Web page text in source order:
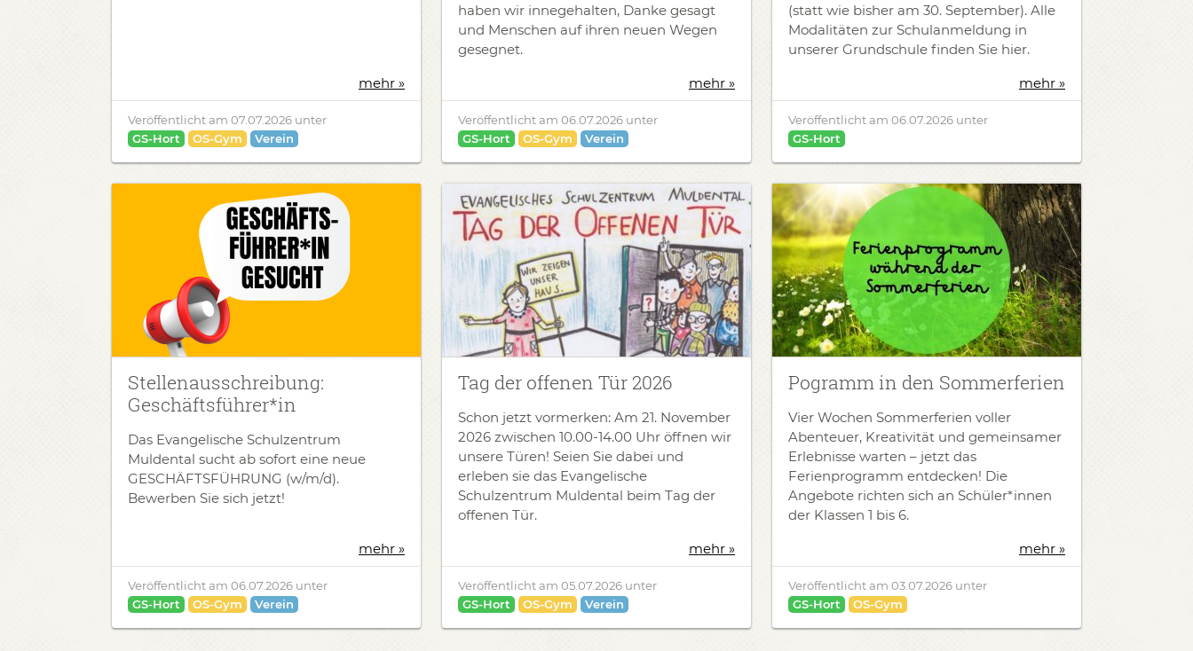
mehr »
Veröffentlicht am 07.07.2026 unter
GS-Hort
OS-Gym Verein
haben wir innegehalten, Danke gesagt
und Menschen auf ihren neuen Wegen
gesegnet.
mehr »
Veröffentlicht am 06.07.2026 unter
GS-Hort
OS-Gym Verein
(statt wie bisher am 30. September). Alle
Modalitäten zur Schulanmeldung in
unserer Grundschule finden Sie hier.
mehr »
Veröffentlicht am 06.07.2026 unter
GS-Hort
Stellenausschreibung:
Geschäftsführer*in
Das Evangelische Schulzentrum
Muldental sucht ab sofort eine neue
GESCHÄFTSFÜHRUNG (w/m/d).
Bewerben Sie sich jetzt!
mehr »
Veröffentlicht am 06.07.2026 unter
GS-Hort
OS-Gym Verein
Tag der offenen Tür 2026
Schon jetzt vormerken: Am 21. November
2026 zwischen 10.00-14.00 Uhr öffnen wir
unsere Türen! Seien Sie dabei und
erleben sie das Evangelische
Schulzentrum Muldental beim Tag der
offenen Tür.
mehr »
Veröffentlicht am 05.07.2026 unter
GS-Hort
OS-Gym Verein
Pogramm in den Sommerferien
Vier Wochen Sommerferien voller
Abenteuer, Kreativität und gemeinsamer
Erlebnisse warten – jetzt das
Ferienprogramm entdecken! Die
Angebote richten sich an Schüler*innen
der Klassen 1 bis 6.
mehr »
Veröffentlicht am 03.07.2026 unter
GS-Hort
OS-Gym